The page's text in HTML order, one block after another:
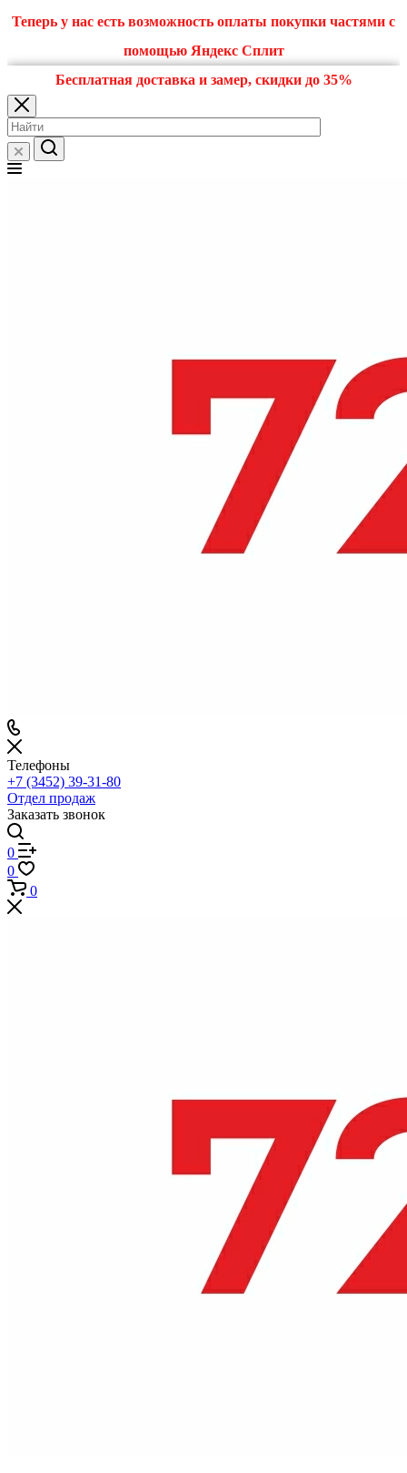
Теперь у нас есть возможность оплаты покупки частями с
помощью Яндекс Сплит
Бесплатная доставка и замер, скидки до 35%
Телефоны
+7 (3452) 39-31-80
Отдел продаж
Заказать звонок
0
0
0